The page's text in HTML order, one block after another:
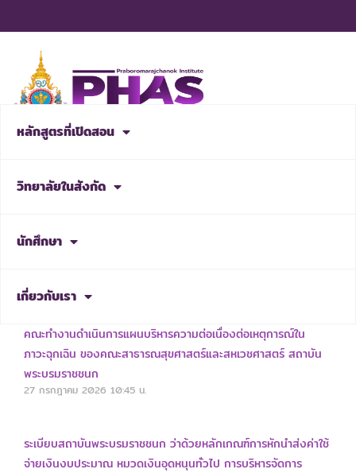
to
content
หลักสูตรที่เปิดสอน
วิทยาลัยในสังกัด
นักศึกษา
เกี่ยวกับเรา
NEWS & ACTIVITIES
คณะทำงานดำเนินการแผนบริหารความต่อเนื่องต่อเหตุการณ์ใน
ภาวะฉุกเฉิน ของคณะสาธารณสุขศาสตร์และสหเวชศาสตร์ สถาบัน
พระบรมราชชนก
27 กรกฎาคม 2026 10:45 น.
ระเบียบสถาบันพระบรมราชชนก ว่าด้วยหลักเกณฑ์การหักนำส่งค่าใช้
จ่ายเงินงบประมาณ หมวดเงินอุดหนุนทั่วไป การบริหารจัดการ